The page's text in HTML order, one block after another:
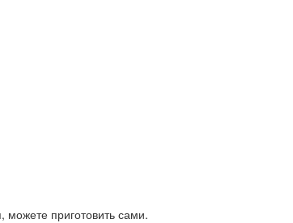
можете приготовить сами.